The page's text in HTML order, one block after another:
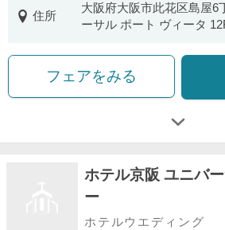
住所
大阪府大阪市此花区島屋6
ーサル ポート ヴィータ
フェアをみる
ホテル京阪 ユニバ
ー
ホテルウエディング